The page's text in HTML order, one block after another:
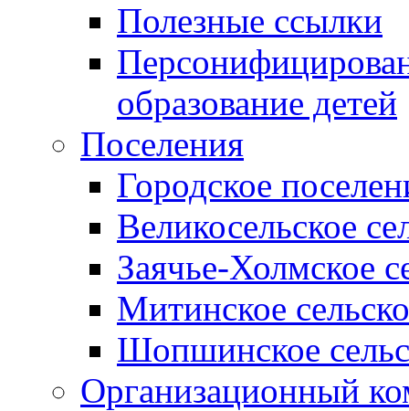
Полезные ссылки
образование детей
Поселения
Городское
Великосельское
Заячье-Холмское
Митинское
Шопшинское
Организационный